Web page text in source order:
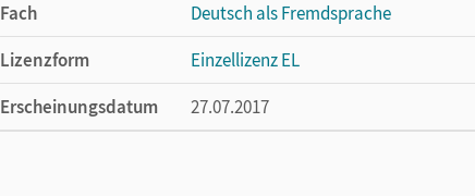
Fach
Deutsch als Fremdsprache
Lizenzform
Einzellizenz EL
Erscheinungsdatum
27.07.2017